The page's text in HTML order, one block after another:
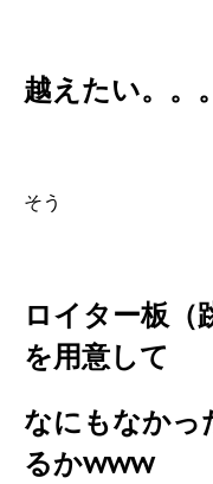
越えたい。。。
そう
ロイター板（
を用意して
なにもなかっ
るかwww